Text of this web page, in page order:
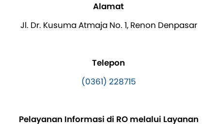
Alamat
Jl. Dr. Kusuma Atmaja No. 1, Renon Denpasar
Telepon
(0361) 228715
Pelayanan Informasi di RO melalui Layanan